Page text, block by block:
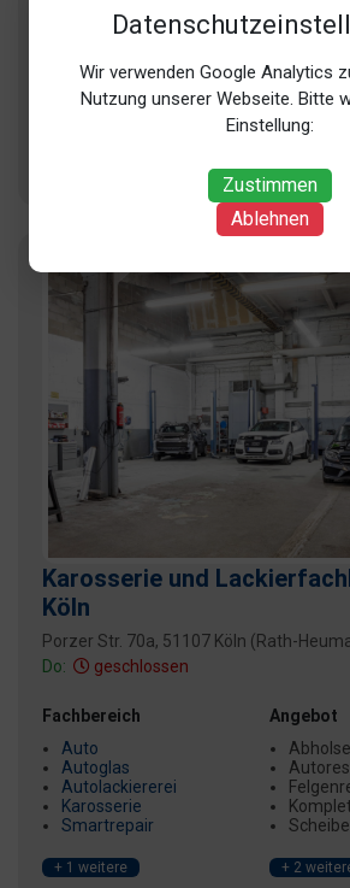
Wir verwenden Google Analytics
Nutzung unserer Webseite. Bitte
Einstellung:
Zustimmen
Ablehnen
Fachbereich
Autoaufbereitung
Autolackiererei
Autopflege
Karosserie und
Köln
Porzer Str. 70a, 51107 Köln (Rath-
Do:
geschlossen
Fachbereich
Auto
Autoglas
Autolackiererei
Karosserie
Smartrepair
+ 1 weitere
Angebot
+ 2